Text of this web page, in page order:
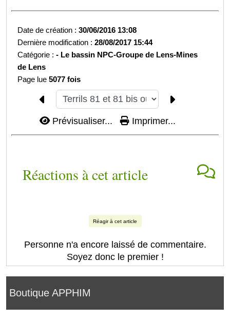
Boutique APPHIM
Date de création :30/06/2016 13:08
Dernière modification :28/08/2017 15:44
Catégorie :- Le bassin NPC-Groupe de Lens-Mines
de Lens
Page lue5077 fois
Prévisualiser... Imprimer...
Réactions à cet article
Réagir à cet article
Personne n'a encore laissé de commentaire.
Soyez donc le premier !